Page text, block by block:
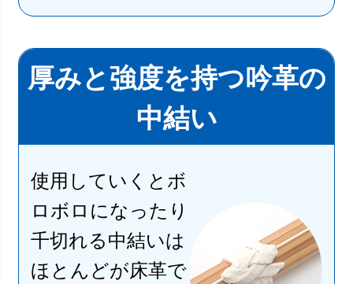
厚みと強度を持つ吟革の
中結い
使用していくとボ
ロボロになったり
千切れる中結いは
ほとんどが床革で